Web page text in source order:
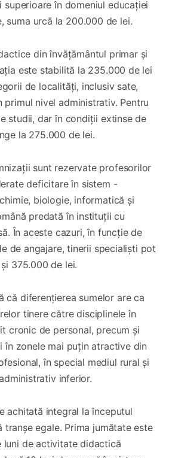
în domeniul educației
suma urcă la 200.000 de lei.
din învățământul primar și
este stabilită la 235.000 de lei
de localități, inclusiv sate,
primul nivel administrativ. Pentru
studii, dar în condiții extinse de
la 275.000 de lei.
sunt rezervate profesorilor
deficitare în sistem -
biologie, informatică și
predată în instituții cu
În aceste cazuri, în funcție de
de angajare, tinerii specialiști pot
375.000 de lei.
că diferențierea sumelor are ca
tinere către disciplinele în
cronic de personal, precum și
în zonele mai puțin atractive din
în special mediul rural și
inferior.
achitată integral la începutul
egale. Prima jumătate este
luni de activitate didactică